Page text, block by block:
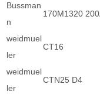
Bussman
n
170M1320
weidmuel
ler
CT16
weidmuel
ler
CTN25 D4